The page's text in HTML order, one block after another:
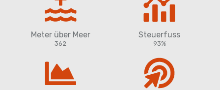
Meter über Meer
362
Steuerfuss
93%